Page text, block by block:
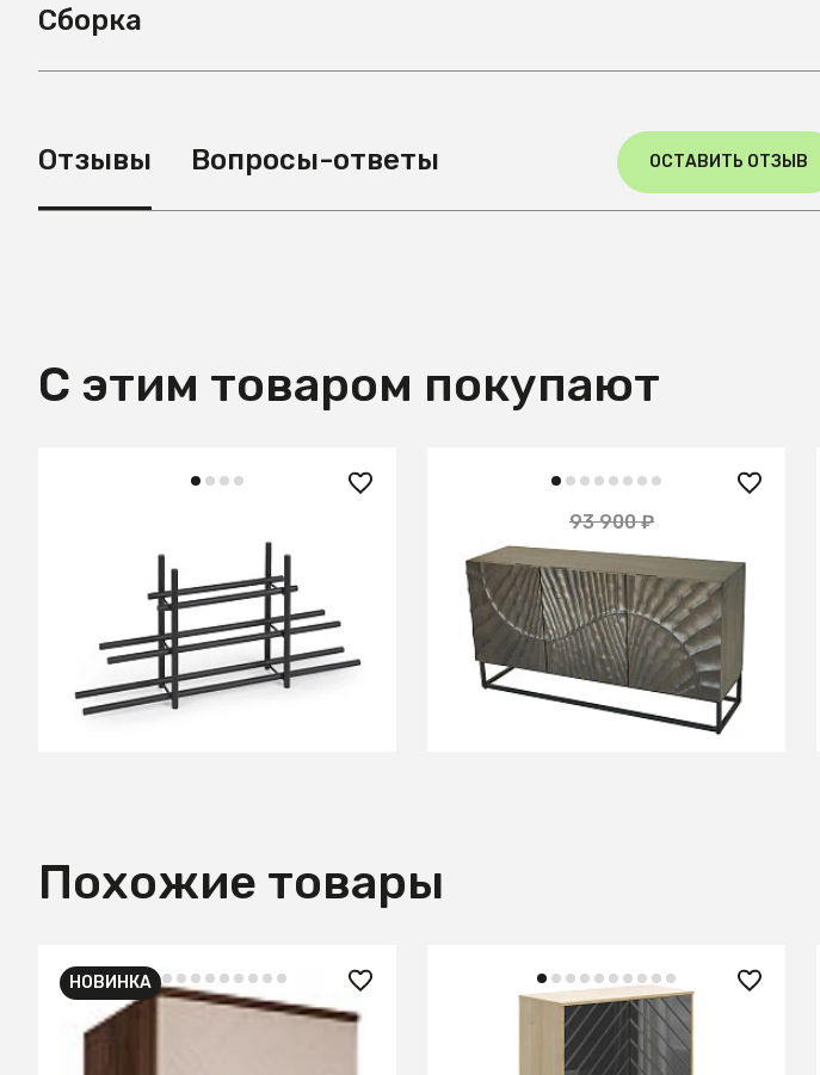
Сборка
Отзывы Вопросы-ответы ОСТАВИТЬ ОТЗЫВ
С этим товаром покупают
Shizu Винная полка из черного
В КОРЗИНУ
93 900 ₽
Комод из массива, ЛАХАРА
Платина
В КОРЗИНУ
Похожие товары
НОВИНКА
3 000 ₽
Шкаф Boho низкий